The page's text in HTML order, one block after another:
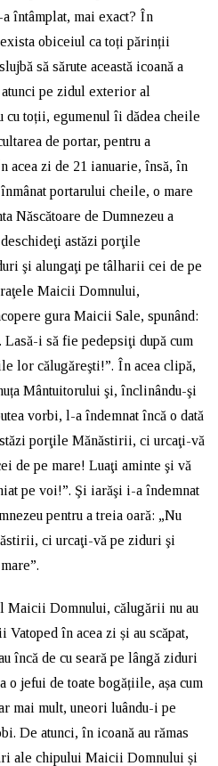
întâmplat, mai exact? În
obiceiul ca toți părinții
să sărute această icoană a
pe zidul exterior al
cu toții, egumenul îi dădea cheile
de portar, pentru a
acea zi de 21 ianuarie, însă, în
portarului cheile, o mare
Născătoare de Dumnezeu a
astăzi porţile
şi alungaţi pe tâlharii cei de pe
Maicii Domnului,
gura Maicii Sale, spunând:
Lasă-i să fie pedepsiţi după cum
lor călugăreşti!”. În acea clipă,
Mântuitorului şi, înclinându-şi
vorbi, l-a îndemnat încă o dată
porţile Mănăstirii, ci urcaţi-vă
de pe mare! Luaţi aminte şi vă
pe voi!”. Şi iarăşi i-a îndemnat
pentru a treia oară: „Nu
ci urcaţi-vă pe ziduri şi
Maicii Domnului, călugării nu au
în acea zi și au scăpat,
încă de cu seară pe lângă ziduri
o jefui de toate bogățiile, așa cum
mai mult, uneori luându-i pe
De atunci, în icoană au rămas
ale chipului Maicii Domnului și